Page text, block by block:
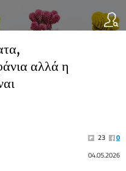
αλλά η
23
0
04.05.2026